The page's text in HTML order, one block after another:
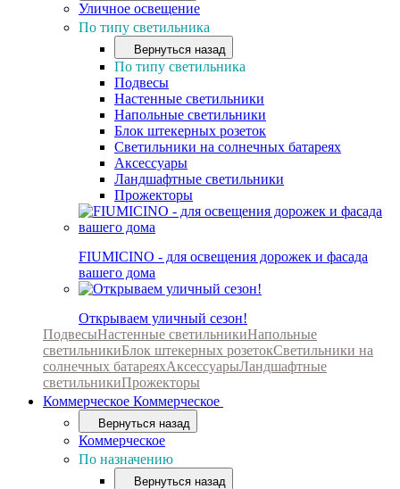
Уличное освещение
По типу светильника
Вернуться назад
По типу светильника
Подвесы
Настенные светильники
Напольные светильники
Блок штекерных розеток
Светильники на солнечных батареях
Аксессуары
Ландшафтные светильники
Прожекторы
FIUMICINO - для освещения дорожек и фасада
вашего дома
Открываем уличный сезон!
ПодвесыНастенные светильникиНапольные
светильникиБлок штекерных розетокСветильники на
солнечных батареяхАксессуарыЛандшафтные
светильникиПрожекторы
Коммерческое Коммерческое
Вернуться назад
Коммерческое
По назначению
Вернуться назад